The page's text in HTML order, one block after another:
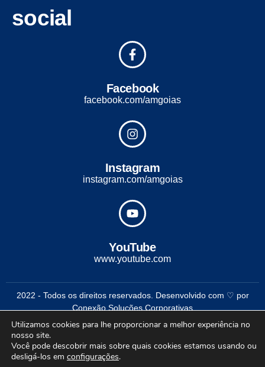
social
Facebook
facebook.com/amgoias
Instagram
instagram.com/amgoias
YouTube
www.youtube.com
2022 - Todos os direitos reservados. Desenvolvido com ♡ por
Conexão Soluções Corporativas
Utilizamos cookies para lhe proporcionar a melhor experiência no
nosso site.
Você pode descobrir mais sobre quais cookies estamos usando ou
desligá-los em configurações.